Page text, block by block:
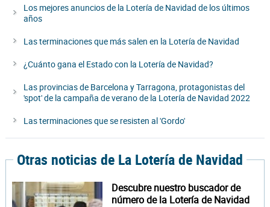
Los mejores anuncios de la Lotería de Navidad de los últimos
años
Las terminaciones que más salen en la Lotería de Navidad
¿Cuánto gana el Estado con la Lotería de Navidad?
Las provincias de Barcelona y Tarragona, protagonistas del
'spot' de la campaña de verano de la Lotería de Navidad 2022
Las terminaciones que se resisten al 'Gordo'
Otras noticias de La Lotería de Navidad
Descubre nuestro buscador de
número de la Lotería de Navidad